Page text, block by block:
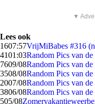
▼
Lees ook
1607:57VrijMiBabes #316
4101:03Random Pics van de
7609/08Random Pics van
3508/08Random Pics van
2007/08Random Pics van
3806/08Random Pics van
505/08